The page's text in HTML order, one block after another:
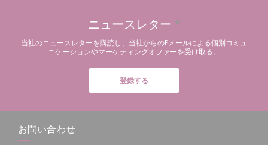
ニュースレター *
当社のニュースレターを購読し、当社からのEメールによる個別コミュ
ニケーションやマーケティングオファーを受け取る。
登録する
お問い合わせ